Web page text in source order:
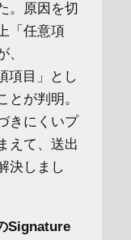
。原因を切
「任意項
項目」とし
とが判明。
きにくいプ
えて、送出
決しまし
Signature